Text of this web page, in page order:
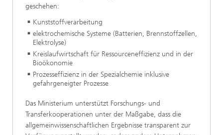
geschehen:
Kunststoffverarbeitung
elektrochemische Systeme (Batterien, Brennstoffzellen,
Elektrolyse)
Kreislaufwirtschaft für Ressourceneffizienz und in der
Bioökonomie
Prozesseffizienz in der Spezialchemie inklusive
gefahrgeneigter Prozesse
Das Ministerium unterstützt Forschungs- und
Transferkooperationen unter der Maßgabe, dass die
allgemeinwissenschaftlichen Ergebnisse transparent zur